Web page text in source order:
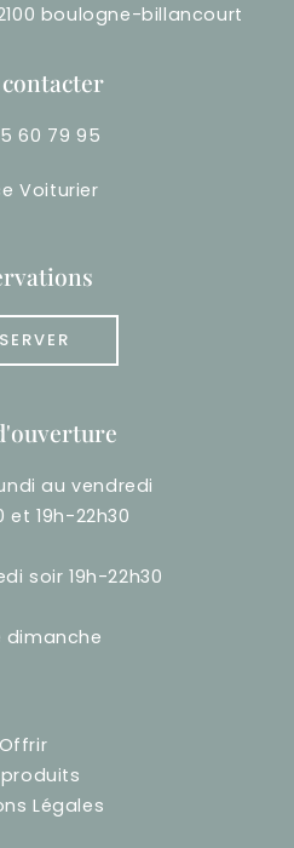
boulogne-billancourt
60 79 95
Voiturier
au vendredi
et 19h-22h30
soir 19h-22h30
dimanche
Offrir
produits
Légales